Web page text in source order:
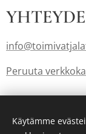
Peruuta
Käytämme